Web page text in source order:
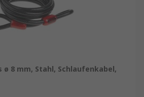
ø 8 mm, Stahl, Schlaufenkabel,